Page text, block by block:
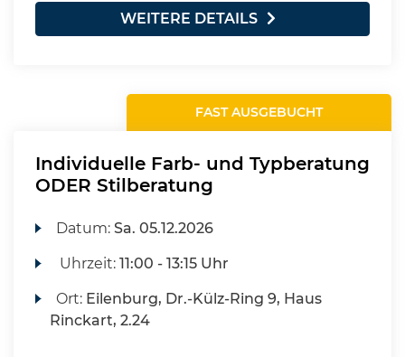
WEITERE DETAILS
FAST AUSGEBUCHT
Individuelle Farb- und Typberatung
ODER Stilberatung
Datum:Sa. 05.12.2026
Uhrzeit:11:00 - 13:15 Uhr
Ort: Eilenburg, Dr.-Külz-Ring 9, Haus
Rinckart, 2.24